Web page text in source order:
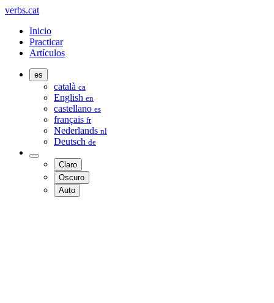
verbs.cat
Inicio
Practicar
Artículos
es
català ca
English en
castellano es
français fr
Nederlands nl
Deutsch de
Claro
Oscuro
Auto